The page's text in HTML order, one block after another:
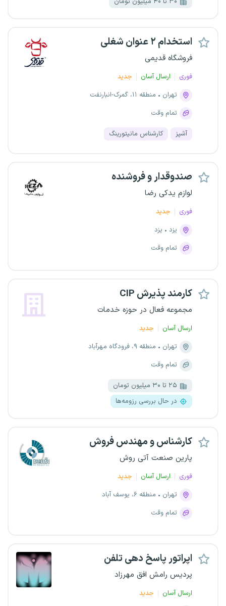
استخدام ۲ عنوان شغلی
فروشگاه قدیمی
فوری ارسال آسان
جدید
تهران
منطقه ۱۱، گمرک-انبارنفت
تمام وقت
آشپز کارشناس مانیتورینگ
صندوقدار و فروشنده
لوازم یدکی رضا
فوری
جدید
یزد
یزد
تمام وقت
کارمند پذیرش CIP
مجموعه فعال در حوزه خدمات
ارسال آسان
جدید
تهران
منطقه ۹، فرودگاه مهرآباد
تمام وقت
۲۵ تا ۳۰ میلیون تومان
در حال بررسی رزومه‌ها
کارشناس و مهندس فروش
پارین صنعت آتی روش
فوری ارسال آسان
جدید
تهران
منطقه ۶، یوسف آباد
تمام وقت
اپراتور پاسخ دهی تلفن
پردیس رامش افق مهرزاد
ارسال آسان
جدید